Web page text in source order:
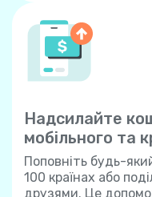
Надсилайте
мобільного та
Поповніть будь-
100 країнах або
друзями. Це